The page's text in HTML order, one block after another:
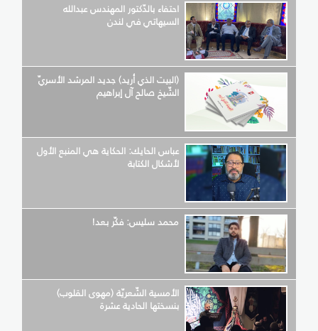
احتفاء بالدّكتور المهندس عبدالله
السيهاتي في لندن
(البيت الذي أريد) جديد المرشد الأسريّ
الشّيخ صالح آل إبراهيم
عباس الحايك: الحكاية هي المنبع الأول
لأشكال الكتابة
محمد سليس: فكّر بعد!
الأمسية الشّعريّة (مهوى القلوب)
بنسختها الحادية عشرة